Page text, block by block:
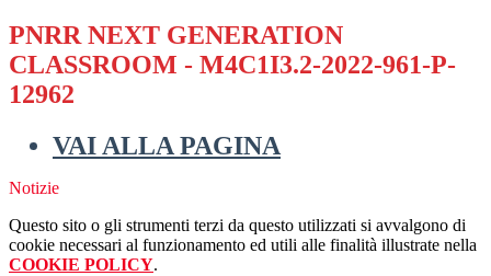
PNRR NEXT GENERATION
CLASSROOM - M4C1I3.2-2022-961-P-
12962
VAI ALLA PAGINA
Notizie
Questo sito o gli strumenti terzi da questo utilizzati si avvalgono di
cookie necessari al funzionamento ed utili alle finalità illustrate nella
COOKIE POLICY.